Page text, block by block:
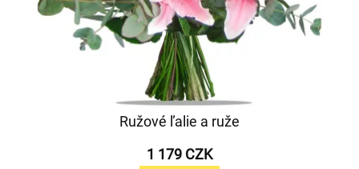
Ružové ľalie a ruže
1 179 CZK